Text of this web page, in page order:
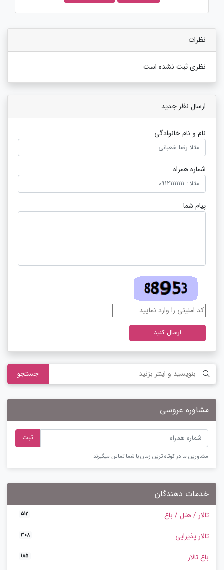
نظرات
نظری ثبت نشده است
ارسال نظر جدید
نام و نام خانوادگی
شماره همراه
پیام شما
ارسال کنید
جستجو
مشاوره عروسی
ثبت
مشاورین ما در کوتاه ترین زمان با شما تماس میگیرند .
خدمات دهندگان
تالار / هتل / باغ 512
تالار پذیرایی 308
باغ تالار 185